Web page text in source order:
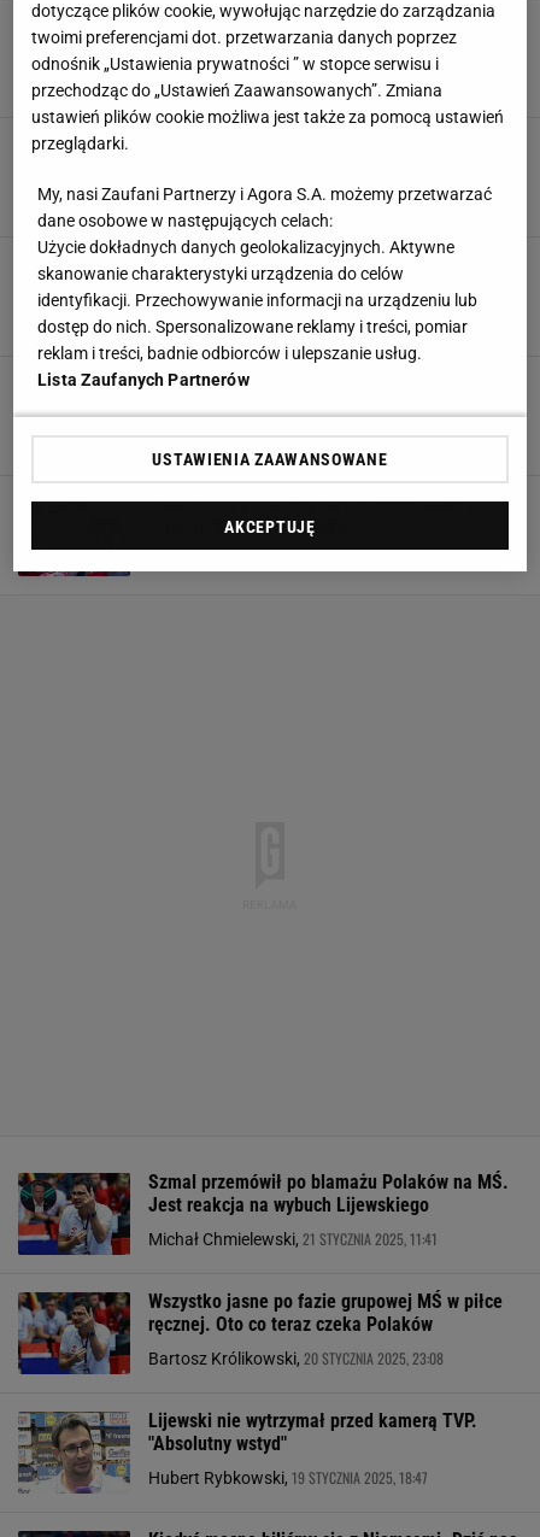
Jest kolejna afera. To nie Monty Python, to
reprezentacja Polski
SUBSKRYPCJA
A jednak! Lijewski ogłasza ws. Syprzaka.
Jaśniej się nie da
SUBSKRYPCJA
Afera w reprezentacji Polski. Nawet
Zawrzało w polskiej kadrze. Selekcjoner pod
ścianą. "Oczekuję wyników"
Szmal przemówił po blamażu Polaków na MŚ.
Jest reakcja na wybuch Lijewskiego
Michał Chmielewski, 21 STYCZNIA 2025, 11:41
Wszystko jasne po fazie grupowej MŚ w piłce
ręcznej. Oto co teraz czeka Polaków
Bartosz Królikowski, 20 STYCZNIA 2025, 23:08
Lijewski nie wytrzymał przed kamerą TVP.
"Absolutny wstyd"
Hubert Rybkowski, 19 STYCZNIA 2025, 18:47
dotyczące plików cookie, wywołując narzędzie do zarządzania
twoimi preferencjami dot. przetwarzania danych poprzez
odnośnik „Ustawienia prywatności ” w stopce serwisu i
przechodząc do „Ustawień Zaawansowanych”. Zmiana
ustawień plików cookie możliwa jest także za pomocą ustawień
przeglądarki.
My, nasi Zaufani Partnerzy i Agora S.A. możemy przetwarzać
dane osobowe w następujących celach:
Użycie dokładnych danych geolokalizacyjnych. Aktywne
skanowanie charakterystyki urządzenia do celów
identyfikacji. Przechowywanie informacji na urządzeniu lub
dostęp do nich. Spersonalizowane reklamy i treści, pomiar
reklam i treści, badnie odbiorców i ulepszanie usług.
Lista Zaufanych Partnerów
USTAWIENIA ZAAWANSOWANE
AKCEPTUJĘ